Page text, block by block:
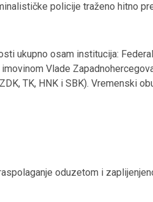
policije traženo hitno
ukupno osam institucija:
Vlade
TK, HNK i SBK). Vremenski
oduzetom i